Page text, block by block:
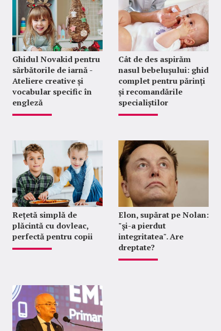
Ghidul Novakid pentru
sărbătorile de iarnă -
Ateliere creative și
vocabular specific în
engleză
Cât de des aspirăm
nasul bebelușului: ghid
complet pentru părinți
și recomandările
specialiștilor
Rețetă simplă de
plăcintă cu dovleac,
perfectă pentru copii
Elon, supărat pe Nolan:
"şi-a pierdut
integritatea". Are
dreptate?